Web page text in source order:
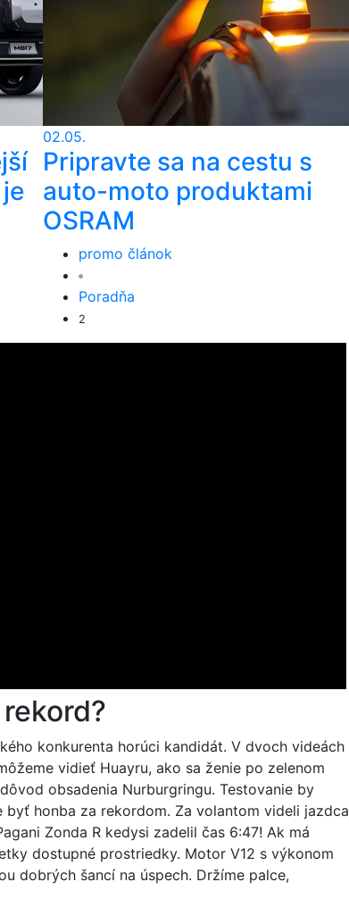
02.05.
Pripravte sa na cestu s
auto-moto produktami
OSRAM
promo článok
Poradňa
2
konkurenta horúci kandidát. V dvoch videách
vidieť Huayru, ako sa ženie po zelenom
obsadenia Nurburgringu. Testovanie by
honba za rekordom. Za volantom videli jazdca
Zonda R kedysi zadelil čas 6:47! Ak má
dostupné prostriedky. Motor V12 s výkonom
dobrých šancí na úspech. Držíme palce,